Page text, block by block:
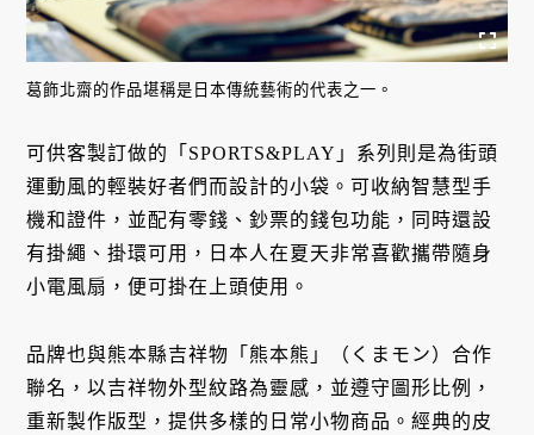
葛飾北齋的作品堪稱是日本傳統藝術的代表之一。
可供客製訂做的「SPORTS&PLAY」系列則是為街頭
運動風的輕裝好者們而設計的小袋。可收納智慧型手
機和證件，並配有零錢、鈔票的錢包功能，同時還設
有掛繩、掛環可用，日本人在夏天非常喜歡攜帶隨身
小電風扇，便可掛在上頭使用。
品牌也與熊本縣吉祥物「熊本熊」（くまモン）合作
聯名，以吉祥物外型紋路為靈感，並遵守圖形比例，
重新製作版型，提供多樣的日常小物商品。經典的皮